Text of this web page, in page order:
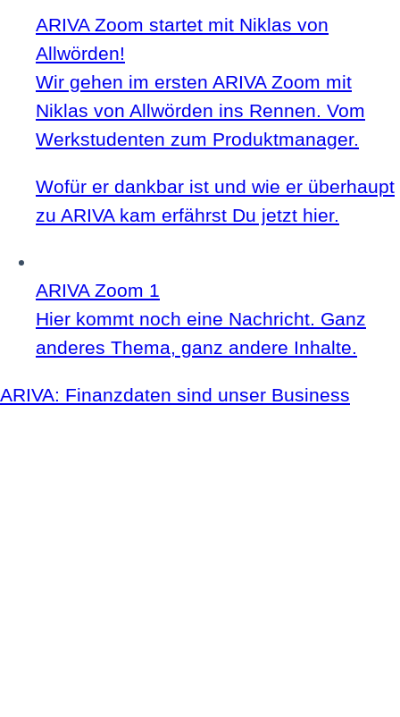
ARIVA Zoom startet mit Niklas von
Allwörden!
Wir gehen im ersten ARIVA Zoom mit
Niklas von Allwörden ins Rennen. Vom
Werkstudenten zum Produktmanager.
Wofür er dankbar ist und wie er überhaupt
zu ARIVA kam erfährst Du jetzt hier.
ARIVA Zoom 1
Hier kommt noch eine Nachricht. Ganz
anderes Thema, ganz andere Inhalte.
ARIVA: Finanzdaten sind unser Business